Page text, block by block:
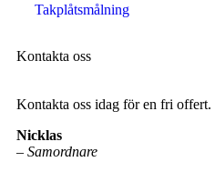
Takplåtsmålning
Kontakta oss
Kontakta oss idag för en fri offert.
Nicklas
– Samordnare